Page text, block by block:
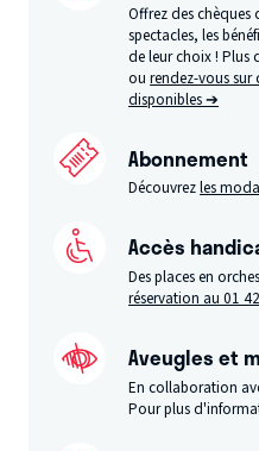
Offrez des
spectacles, les
de leur choix ! Plus
ourendez-vous sur
disponibles ➔
Abonnement
Découvrezles
Accès
Des places en
réservation au 01
Aveugles et
En collaboration
Pour plus